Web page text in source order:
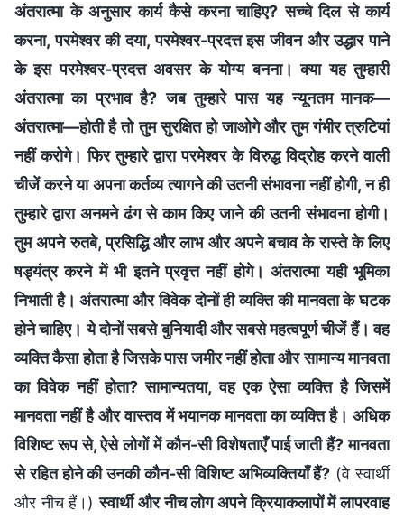
अंतरात्मा के अनुसार कार्य कैसे करना चाहिए? सच्चे दिल से कार्य
करना, परमेश्वर की दया, परमेश्वर-प्रदत्त इस जीवन और उद्धार पाने
के इस परमेश्वर-प्रदत्त अवसर के योग्य बनना। क्या यह तुम्हारी
अंतरात्मा का प्रभाव है? जब तुम्हारे पास यह न्यूनतम मानक—
अंतरात्मा—होती है तो तुम सुरक्षित हो जाओगे और तुम गंभीर त्रुटियां
नहीं करोगे। फिर तुम्हारे द्वारा परमेश्वर के विरुद्ध विद्रोह करने वाली
चीजें करने या अपना कर्तव्य त्यागने की उतनी संभावना नहीं होगी, न ही
तुम्हारे द्वारा अनमने ढंग से काम किए जाने की उतनी संभावना होगी।
तुम अपने रुतबे, प्रसिद्धि और लाभ और अपने बचाव के रास्ते के लिए
षड्यंत्र करने में भी इतने प्रवृत्त नहीं होगे। अंतरात्मा यही भूमिका
निभाती है। अंतरात्मा और विवेक दोनों ही व्यक्ति की मानवता के घटक
होने चाहिए। ये दोनों सबसे बुनियादी और सबसे महत्वपूर्ण चीजें हैं। वह
व्यक्ति कैसा होता है जिसके पास जमीर नहीं होता और सामान्य मानवता
का विवेक नहीं होता? सामान्यतया, वह एक ऐसा व्यक्ति है जिसमें
मानवता नहीं है और वास्तव में भयानक मानवता का व्यक्ति है। अधिक
विशिष्ट रूप से, ऐसे लोगों में कौन-सी विशेषताएँ पाई जाती हैं? मानवता
से रहित होने की उनकी कौन-सी विशिष्ट अभिव्यक्तियाँ हैं? (वे स्वार्थी
और नीच हैं।)स्वार्थी और नीच लोग अपने क्रियाकलापों में लापरवाह